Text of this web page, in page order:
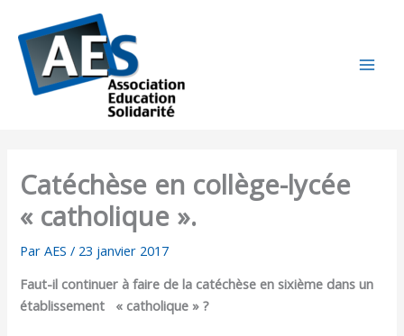
contenu
Catéchèse en collège-lycée
« catholique ».
ParAES/ 23 janvier 2017
Faut-il continuer à faire de la catéchèse en sixième dans un
établissement « catholique » ?